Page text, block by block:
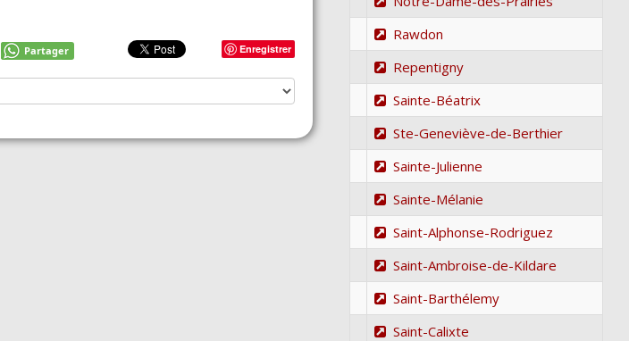
Enregistrer
Partager
Rawdon
Repentigny
Sainte-Béatrix
Ste-Geneviève-de-Berthier
Sainte-Julienne
Sainte-Mélanie
Saint-Alphonse-Rodriguez
Saint-Ambroise-de-Kildare
Saint-Barthélemy
Saint-Calixte